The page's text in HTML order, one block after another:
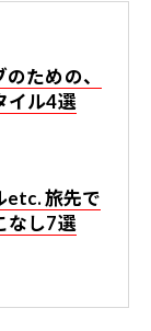
ための、
イル4選
etc. 旅先で
なし7選